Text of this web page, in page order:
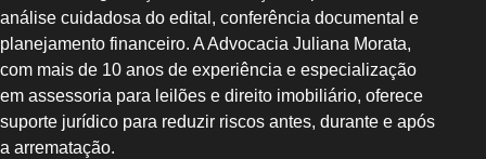
análise cuidadosa do edital, conferência documental e
planejamento financeiro. A Advocacia Juliana Morata,
com mais de 10 anos de experiência e especialização
em assessoria para leilões e direito imobiliário, oferece
suporte jurídico para reduzir riscos antes, durante e após
a arrematação.